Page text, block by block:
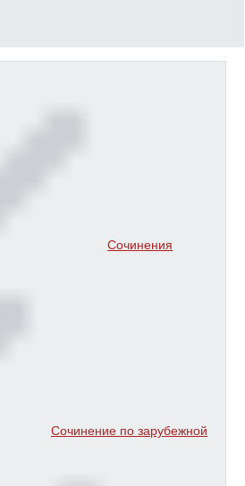
Сочинения
Сочинение по зарубежной